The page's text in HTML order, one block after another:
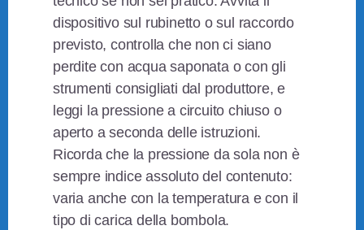
dispositivo sul rubinetto o sul raccordo
previsto, controlla che non ci siano
perdite con acqua saponata o con gli
strumenti consigliati dal produttore, e
leggi la pressione a circuito chiuso o
aperto a seconda delle istruzioni.
Ricorda che la pressione da sola non è
sempre indice assoluto del contenuto:
varia anche con la temperatura e con il
tipo di carica della bombola.